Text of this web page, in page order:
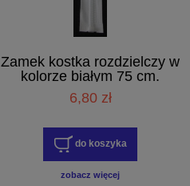
Zamek kostka rozdzielczy w
kolorze białym 75 cm.
6,80 zł
do koszyka
zobacz więcej